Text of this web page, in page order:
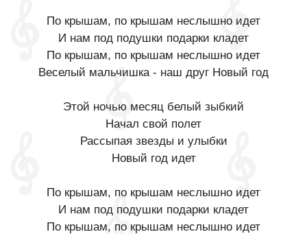
По крышам, по крышам неслышно идет
И нам под подушки подарки кладет
По крышам, по крышам неслышно идет
Веселый мальчишка - наш друг Новый год
Этой ночью месяц белый зыбкий
Начал свой полет
Рассыпая звезды и улыбки
Новый год идет
По крышам, по крышам неслышно идет
И нам под подушки подарки кладет
По крышам, по крышам неслышно идет